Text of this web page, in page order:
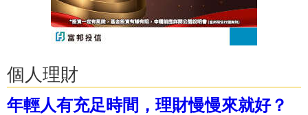
個人理財
年輕人有充足時間，理財慢慢來就好？